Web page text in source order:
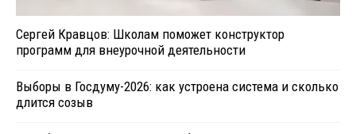
Сергей Кравцов: Школам поможет конструктор
программ для внеурочной деятельности
Выборы в Госдуму-2026: как устроена система и сколько
длится созыв